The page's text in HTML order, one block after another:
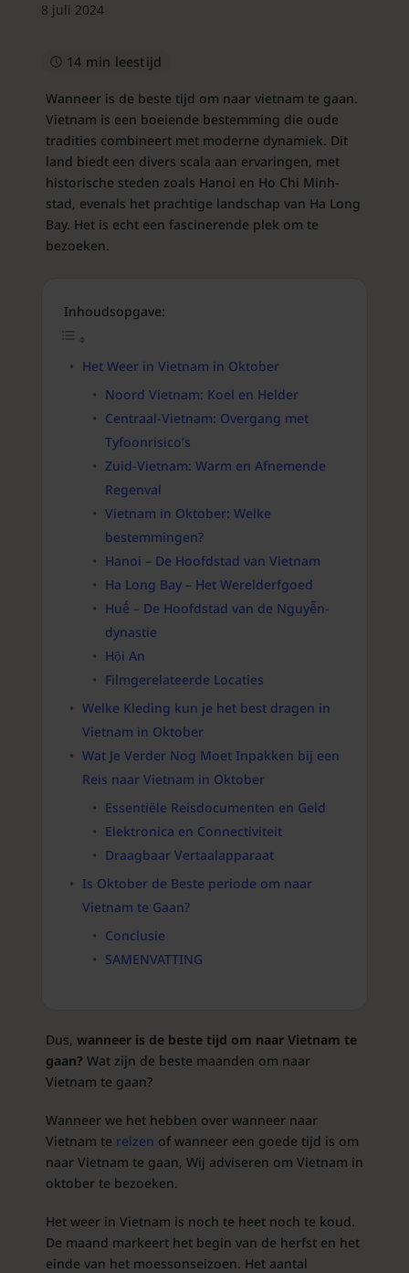
8 juli 2024
14 min leestijd
Wanneer is de beste tijd om naar vietnam te gaan.
Vietnam is een boeiende bestemming die oude
tradities combineert met moderne dynamiek. Dit
land biedt een divers scala aan ervaringen, met
historische steden zoals Hanoi en Ho Chi Minh-
stad, evenals het prachtige landschap van Ha Long
Bay. Het is echt een fascinerende plek om te
bezoeken.
Inhoudsopgave:
Het Weer in Vietnam in Oktober
Noord Vietnam: Koel en Helder
Centraal-Vietnam: Overgang met
Tyfoonrisico’s
Zuid-Vietnam: Warm en Afnemende
Regenval
Vietnam in Oktober: Welke
bestemmingen?
Hanoi – De Hoofdstad van Vietnam
Ha Long Bay – Het Werelderfgoed
Huế – De Hoofdstad van de Nguyễn-
dynastie
Hội An
Filmgerelateerde Locaties
Welke Kleding kun je het best dragen in
Vietnam in Oktober
Wat Je Verder Nog Moet Inpakken bij een
Reis naar Vietnam in Oktober
Essentiële Reisdocumenten en Geld
Elektronica en Connectiviteit
Draagbaar Vertaalapparaat
Is Oktober de Beste periode om naar
Vietnam te Gaan?
Conclusie
SAMENVATTING
Dus, wanneer is de beste tijd om naar Vietnam te
gaan? Wat zijn de beste maanden om naar
Vietnam te gaan?
Wanneer we het hebben over wanneer naar
Vietnam te reizen of wanneer een goede tijd is om
naar Vietnam te gaan, Wij adviseren om Vietnam in
oktober te bezoeken.
Het weer in Vietnam is noch te heet noch te koud.
De maand markeert het begin van de herfst en het
einde van het moessonseizoen. Het aantal